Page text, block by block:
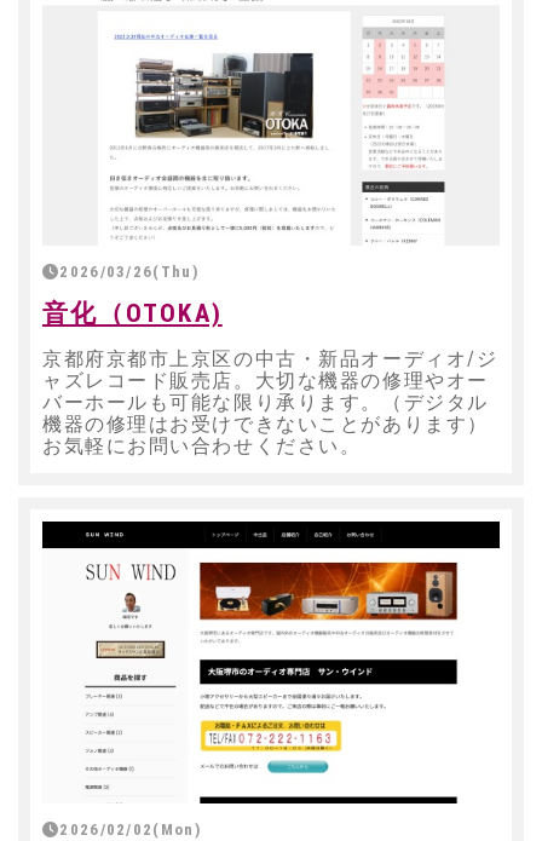
2026/03/26(Thu)
音化（OTOKA)
京都府京都市上京区の中古・新品オーディオ/ジ
ャズレコード販売店。大切な機器の修理やオー
バーホールも可能な限り承ります。（デジタル
機器の修理はお受けできないことがあります）
お気軽にお問い合わせください。
2026/02/02(Mon)